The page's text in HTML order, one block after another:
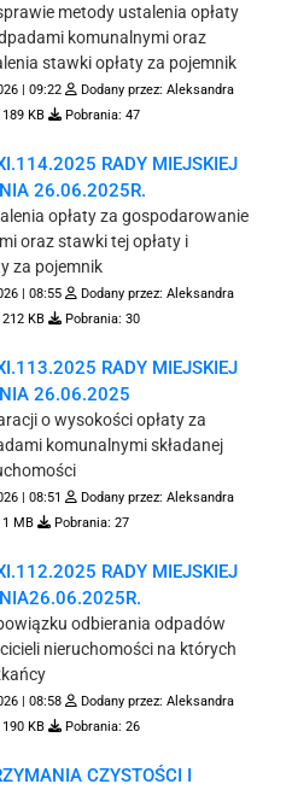
metody ustalenia opłaty
komunalnymi oraz
stawki opłaty za pojemnik
| 09:22 Dodany przez: Aleksandra
189 KB Pobrania: 47
RADY MIEJSKIEJ
26.06.2025R.
opłaty za gospodarowanie
oraz stawki tej opłaty i
za pojemnik
| 08:55 Dodany przez: Aleksandra
212 KB Pobrania: 30
RADY MIEJSKIEJ
26.06.2025
o wysokości opłaty za
komunalnymi składanej
| 08:51 Dodany przez: Aleksandra
1 MB Pobrania: 27
RADY MIEJSKIEJ
odbierania odpadów
nieruchomości na których
| 08:58 Dodany przez: Aleksandra
190 KB Pobrania: 26
CZYSTOŚCI I